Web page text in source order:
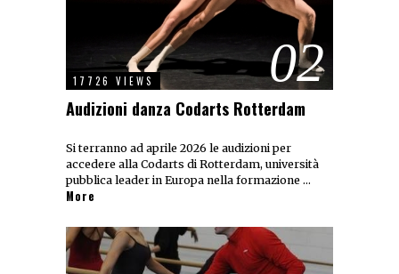
02
17726 VIEWS
Audizioni danza Codarts Rotterdam
Si terranno ad aprile 2026 le audizioni per
accedere alla Codarts di Rotterdam, università
pubblica leader in Europa nella formazione …
More